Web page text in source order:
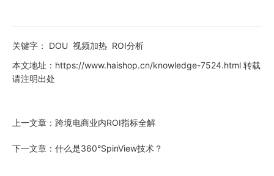
关键字： DOU 视频加热 ROI分析
本文地址： https://www.haishop.cn/knowledge-7524.html 转载
请注明出处
上一文章： 跨境电商业内ROI指标全解
下一文章： 什么是360°SpinView技术？